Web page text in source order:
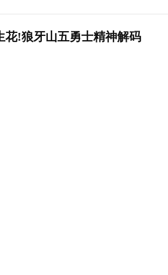
花!狼牙山五勇士精神解码